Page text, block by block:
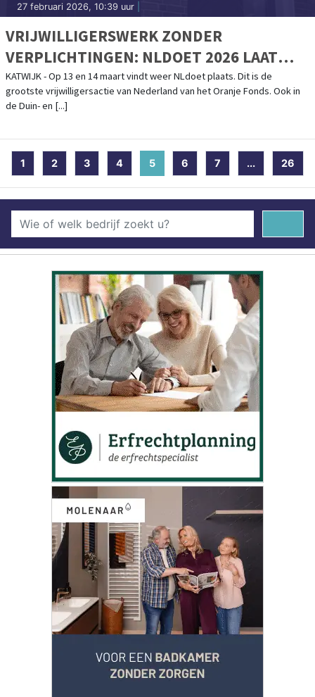
27 februari 2026, 10:39 uur
VRIJWILLIGERSWERK ZONDER
VERPLICHTINGEN: NLDOET 2026 LAAT
NIEUWE TREND ZIEN
KATWIJK - Op 13 en 14 maart vindt weer NLdoet plaats. Dit is de
grootste vrijwilligersactie van Nederland van het Oranje Fonds. Ook in
de Duin- en [...]
1 2 3 4 5 (current)
6 7 ... 26